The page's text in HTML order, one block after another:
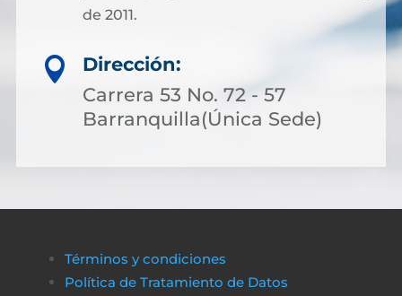
de 2011.
Sin embargo, para facilitar otros trámites y
pagos asociados a servicios notariales, hoy
es posible acceder a soluciones financieras
más flexibles. Muchas personas optan por
de financiamiento rápido y transparente,

Dirección:
Carrera 53 No. 72 - 57
Barranquilla(Única Sede)
Términos y condiciones
Política de Tratamiento de Datos